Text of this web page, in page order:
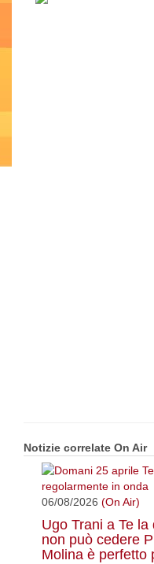
Notizie correlate On Air
06/08/2026 (On Air)
Ugo Trani a Te
non può cedere
Molina è perfetto